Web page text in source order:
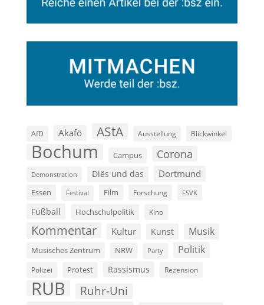
AfD Akafö AStA Ausstellung Blickwinkel
Bochum Campus Corona
Demonstration Diës und das Dortmund
Essen Festival Film Forschung FSVK
Fußball Hochschulpolitik Kino
Kommentar Kultur Kunst Musik
Musisches Zentrum NRW Party Politik
Polizei Protest Rassismus Rezension
RUB Ruhr-Uni